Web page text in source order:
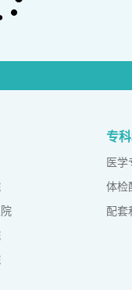
专
医学
体检
配套